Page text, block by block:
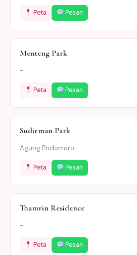
Peta Pesan
Menteng Park
-
Peta Pesan
Sudirman Park
Agung Podomoro
Peta Pesan
Thamrin Residence
-
Peta Pesan